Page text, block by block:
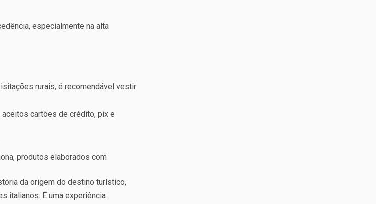
especialmente na alta
rurais, é recomendável vestir
cartões de crédito, pix e
produtos elaborados com
da origem do destino turístico,
italianos. É uma experiência